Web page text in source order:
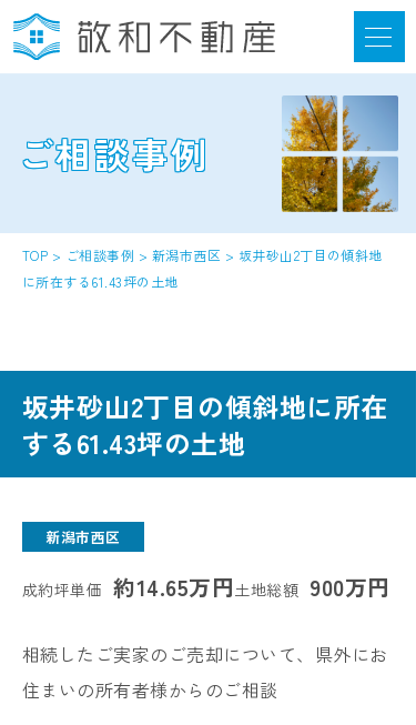
選ばれる6つの強み
お客様の声
ご相談事例
サポートの流れ
ご相談事例
TOP > ご相談事例 > 新潟市西区 > 坂井砂山2丁目の傾斜地
に所在する61.43坪の土地
坂井砂山2丁目の傾斜地に所在
する61.43坪の土地
新潟市西区
成約坪単価 約14.65万円土地総額 900万円
相続したご実家のご売却について、県外にお
住まいの所有者様からのご相談